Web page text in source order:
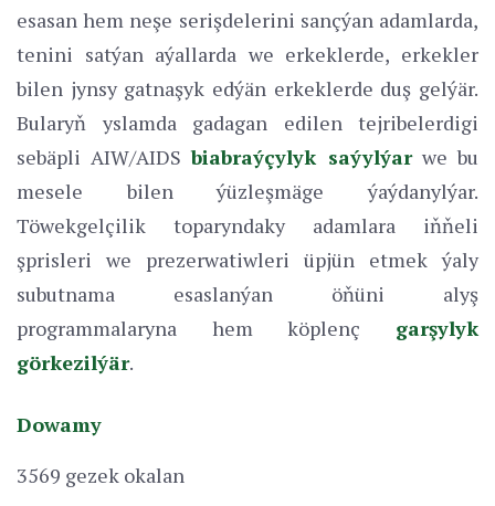
esasan hem neşe serişdelerini sançýan adamlarda,
tenini satýan aýallarda we erkeklerde, erkekler
bilen jynsy gatnaşyk edýän erkeklerde duş gelýär.
Bularyň yslamda gadagan edilen tejribelerdigi
sebäpli AIW/AIDSbiabraýçylyk saýylýarwe bu
mesele bilen ýüzleşmäge ýaýdanylýar.
Töwekgelçilik toparyndaky adamlara iňňeli
şprisleri we prezerwatiwleri üpjün etmek ýaly
subutnama esaslanýan öňüni alyş
programmalaryna hem köplenç garşylyk
görkezilýär.
Dowamy
3569 gezek okalan